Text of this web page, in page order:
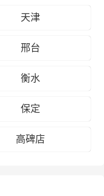
天津
邢台
衡水
保定
高碑店